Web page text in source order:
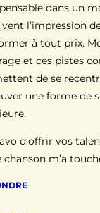
dans un
l’impression
à tout prix.
et ces pistes
de se
une forme de
d’offrir vos
chanson m’a